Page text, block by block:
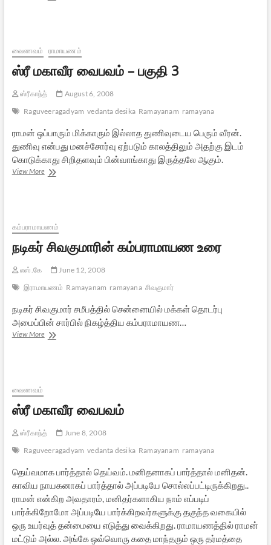
வைணவம்
ராமாயணம்
ஸ்ரீ மகாவீர வைபவம் – பகுதி 3
ஸ்ரீகாந்த்
August 6, 2008
Raguveeragadyam vedanta desika Ramayanam ramayana
ராமன் ஒப்பாரும் மிக்காரும் இல்லாத துணிவுடைய பெரும் வீரன்.
துணிவு என்பது மனச்சோர்வு ஏற்படும் காலத்திலும் அதற்கு இடம்
கொடுக்காது சிறிதளவும் பின்வாங்காது இருத்தலே ஆகும்.
View Moreஸ்ரீ
3
கம்பராமாயணம்
நடிகர் சிவகுமாரின் கம்பராமாயண உரை
எஸ்.கே
June 12, 2008
இராமாயணம் Ramayanam ramayana சிவகுமார்
நடிகர் சிவகுமார் சமீபத்தில் சென்னையில் மக்கள் தொடர்பு
அமைப்பின் சார்பில் நிகழ்த்திய கம்பராமாயண…
View Moreநடிகர்
வைணவம்
ஸ்ரீ மகாவீர வைபவம்
ஸ்ரீகாந்த்
June 8, 2008
Raguveeragadyam vedanta desika Ramayanam ramayana
தெய்வமாக பார்த்தால் தெய்வம். மனிதனாகப் பார்த்தால் மனிதன்.
காவிய நாயகனாகப் பார்த்தால் அப்படியே சொல்லப்பட்டிருக்கிறது..
ராமன் என்கிற அவதாரம், மனிதர்களாகிய நாம் எப்படிப்
பார்க்கிறோமோ அப்படியே பார்க்கிறவர்களுக்கு தகுந்த வகையில்
ஒரு உயர்வுத் தன்மையை எடுத்து வைக்கிறது. ராமாயணத்தில் ராமன்
மட்டும் அல்ல. அங்கே ஒவ்வொரு கதை மாந்தரும் ஒரு தர்மத்தை